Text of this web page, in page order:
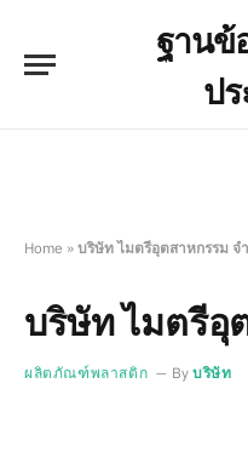
ฐานข้
ป
Home » บริษัท ไมตรีอุตสาหกรรม จ
บริษัท ไมตรีอุ
ผลิตภัณฑ์พลาสติก By บริษัท